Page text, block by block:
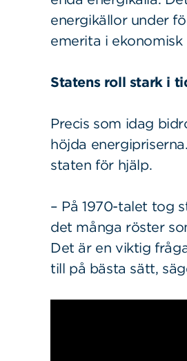
energikällor under
emerita i
Statens roll stark i
Precis som idag
höjda
staten för hjälp.
– På 1970-talet tog
det många röster
Det är en viktig
till på bästa sätt,